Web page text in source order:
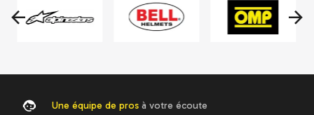
108,90 €87,12 €
Une équipe de pros à votre écoute